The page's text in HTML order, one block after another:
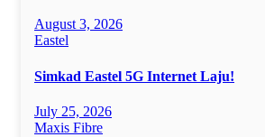
August 3, 2026
Eastel
Simkad Eastel 5G Internet Laju!
July 25, 2026
Maxis Fibre